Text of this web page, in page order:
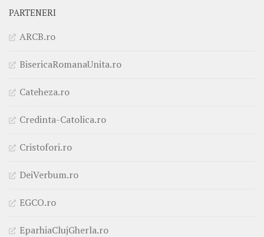
PARTENERI
ARCB.ro
BisericaRomanaUnita.ro
Cateheza.ro
Credinta-Catolica.ro
Cristofori.ro
DeiVerbum.ro
EGCO.ro
EparhiaClujGherla.ro